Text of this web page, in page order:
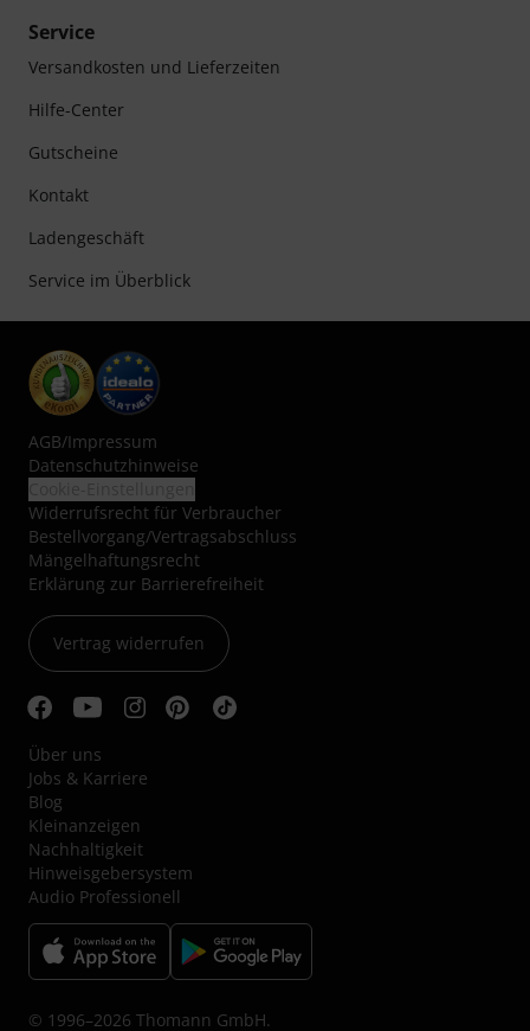
Service
Versandkosten und Lieferzeiten
Hilfe-Center
Gutscheine
Kontakt
Ladengeschäft
Service im Überblick
AGB/Impressum
Datenschutzhinweise
Widerrufsrecht für Verbraucher
Bestellvorgang/Vertragsabschluss
Mängelhaftungsrecht
Erklärung zur Barrierefreiheit
Vertrag widerrufen
Über uns
Jobs & Karriere
Blog
Kleinanzeigen
Nachhaltigkeit
Hinweisgebersystem
Audio Professionell
© 1996–2026 Thomann GmbH.